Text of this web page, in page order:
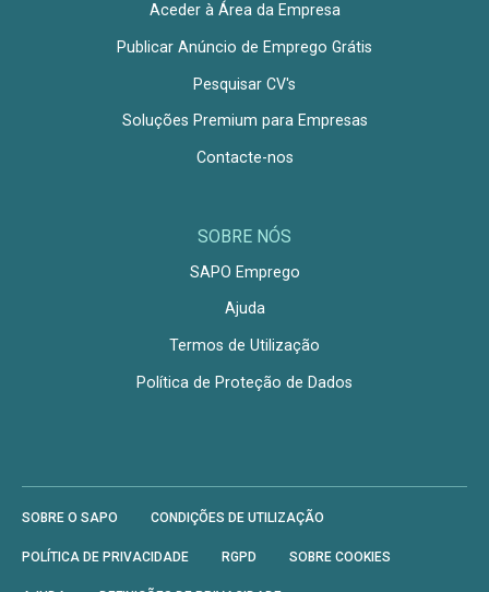
Aceder à Área da Empresa
Publicar Anúncio de Emprego Grátis
Pesquisar CV's
Soluções Premium para Empresas
Contacte-nos
SOBRE NÓS
SAPO Emprego
Ajuda
Termos de Utilização
Política de Proteção de Dados
SOBRE O SAPO CONDIÇÕES DE UTILIZAÇÃO
POLÍTICA DE PRIVACIDADE RGPD SOBRE COOKIES